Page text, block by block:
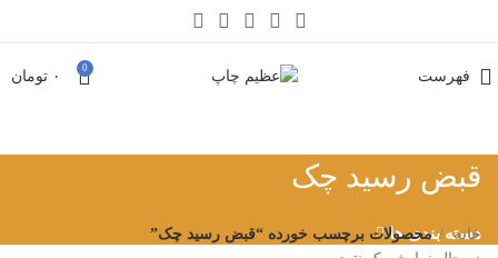
فهرست 0 ۰ تومان
قبض رسید چک
دسته بندی ها
خانه
محصولات برچسب خورده “قبض رسید چک”